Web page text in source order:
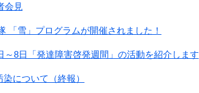
会見
「雪」プログラムが開催されました！
8日「発達障害啓発週間」の活動を紹介します
について（終報）